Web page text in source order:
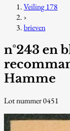
Veiling 178
›
brieven
n°243 en
Hamme
Lot nummer 0451